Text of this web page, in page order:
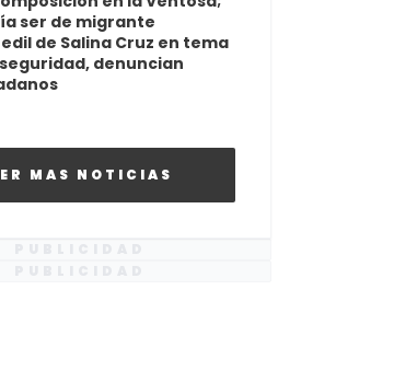
ser de migrante
de Salina Cruz en tema
denuncian
MAS NOTICIAS